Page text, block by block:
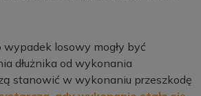
wypadek losowy mogły być
dłużnika od wykonania
stanowić w wykonaniu przeszkodę